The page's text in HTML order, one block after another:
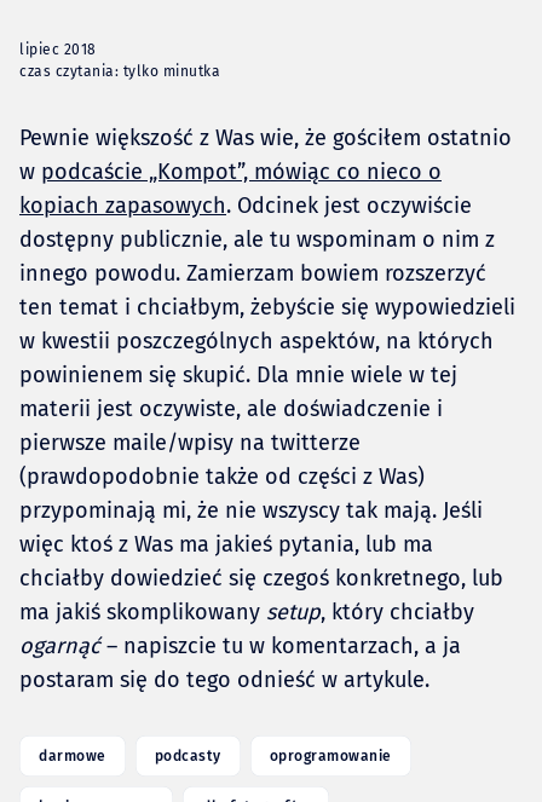
lipiec 2018
czas czytania: tylko minutka
Pewnie większość z Was wie, że gościłem ostatnio
w podcaście „Kompot”, mówiąc co nieco o
kopiach zapasowych. Odcinek jest oczywiście
dostępny publicznie, ale tu wspominam o nim z
innego powodu. Zamierzam bowiem rozszerzyć
ten temat i chciałbym, żebyście się wypowiedzieli
w kwestii poszczególnych aspektów, na których
powinienem się skupić. Dla mnie wiele w tej
materii jest oczywiste, ale doświadczenie i
pierwsze maile/wpisy na twitterze
(prawdopodobnie także od części z Was)
przypominają mi, że nie wszyscy tak mają. Jeśli
więc ktoś z Was ma jakieś pytania, lub ma
chciałby dowiedzieć się czegoś konkretnego, lub
ma jakiś skomplikowany setup, który chciałby
ogarnąć– napiszcie tu w komentarzach, a ja
postaram się do tego odnieść w artykule.
darmowe podcasty oprogramowanie